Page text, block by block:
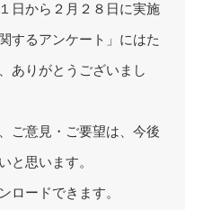
日から２月２８日に実施
するアンケート」にはた
ありがとうございまし
ご意見・ご要望は、今後
と思います。
ロードできます。